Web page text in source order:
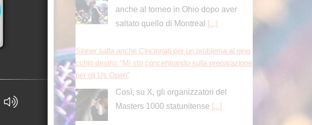
anche al torneo in Ohio dopo aver
saltato quello di Montreal
[...]
Sinner salta anche Cincinnati per un problema al gino
cchio destro: “Mi sto concentrando sulla preparazione
per gli Us Open”
Così, su X, gli organizzatori del
Masters 1000 statunitense [...]